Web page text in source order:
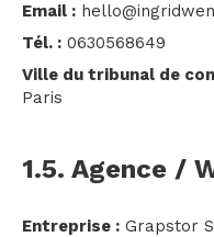
Email :
Tél. : 0630568649
Ville du tribunal de
Paris
1.5. Agence /
Entreprise : Grapstor